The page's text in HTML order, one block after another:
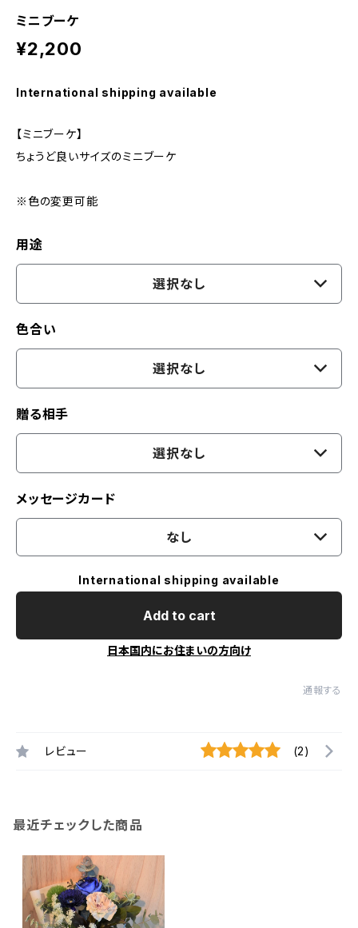
ミニブーケ
¥2,200
International shipping available
【ミニブーケ】
ちょうど良いサイズのミニブーケ
※色の変更可能
用途
選択なし
色合い
選択なし
贈る相手
選択なし
メッセージカード
なし
International shipping available
Add to cart
日本国内にお住まいの方向け
通報する
レビュー (2)
最近チェックした商品